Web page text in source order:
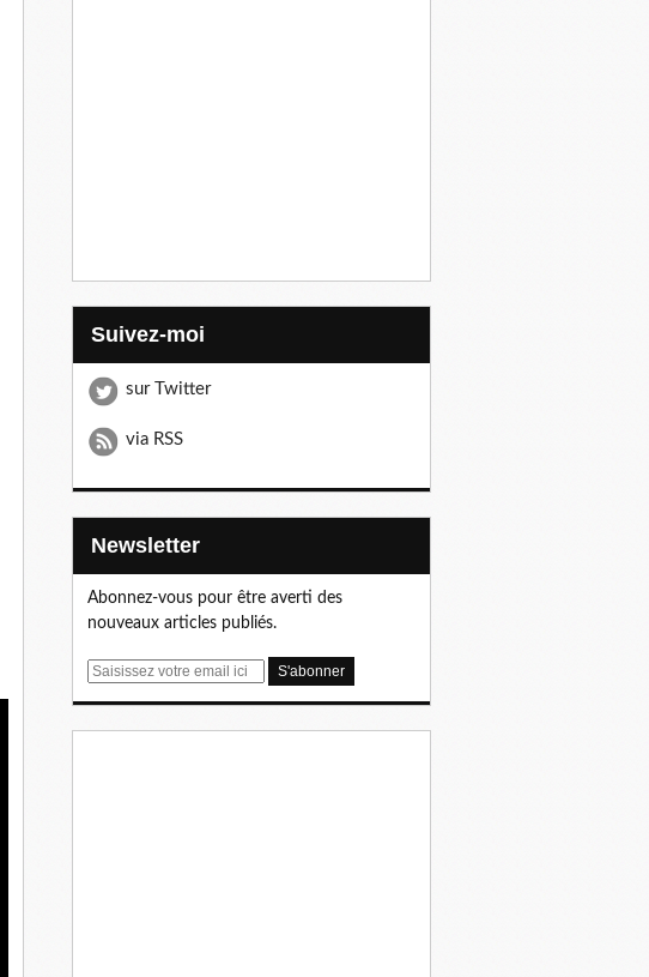
Suivez-moi
sur Twitter
via RSS
Newsletter
Abonnez-vous pour être averti des
nouveaux articles publiés.
E